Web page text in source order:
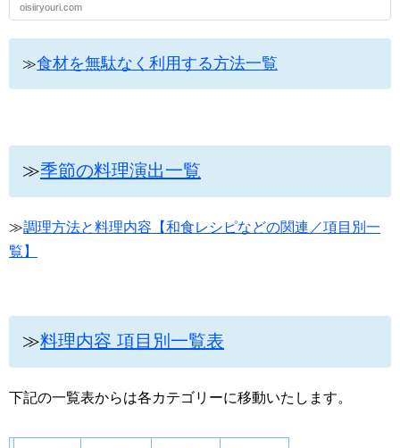
oisiiryouri.com
≫食材を無駄なく利用する方法一覧
≫季節の料理演出一覧
≫調理方法と料理内容【和食レシピなどの関連／項目別一
覧】
≫料理内容 項目別一覧表
下記の一覧表からは各カテゴリーに移動いたします。